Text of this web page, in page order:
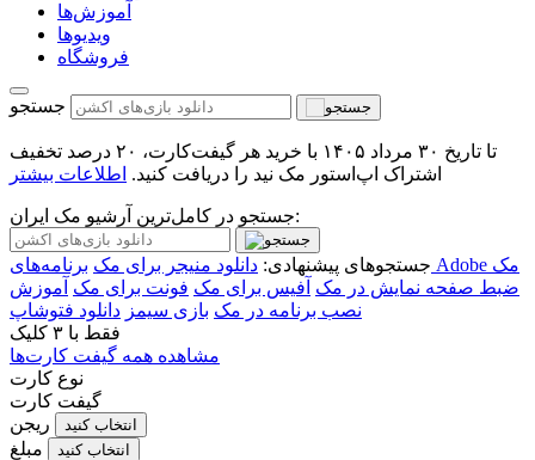
آموزش‌ها
ویدیو‌ها
فروشگاه
جستجو
تا تاریخ ۳۰ مرداد ۱۴۰۵ با خرید هر گیفت‌کارت، ۲۰ درصد تخفیف
اشتراک اپ‌استور مک نید را دریافت کنید. اطلاعات بیشتر
جستجو در کامل‌ترین آرشیو مک ایران:
جستجوهای پیشنهادی: دانلود منیجر برای مک
برنامه‌های Adobe مک
ضبط صفحه نمایش در مک آفیس برای مک فونت برای مک آموزش
نصب برنامه در مک بازی سیمز دانلود فتوشاپ
فقط با ۳ کلیک
مشاهده همه گیفت کارت‌ها
نوع کارت
گیفت کارت
ریجن
انتخاب کنید
مبلغ انتخاب کنید